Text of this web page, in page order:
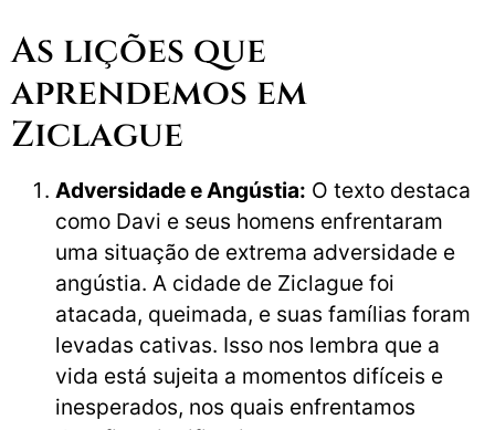
As lições que
aprendemos em
Ziclague
Adversidade e Angústia: O texto destaca
como Davi e seus homens enfrentaram
uma situação de extrema adversidade e
angústia. A cidade de Ziclague foi
atacada, queimada, e suas famílias foram
levadas cativas. Isso nos lembra que a
vida está sujeita a momentos difíceis e
inesperados, nos quais enfrentamos